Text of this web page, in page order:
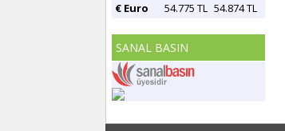
€ Euro
54.775 TL 54.874 TL
SANAL BASIN